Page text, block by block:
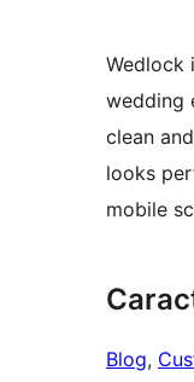
Wedlock
wedding
clean
looks
mobile
Blog,